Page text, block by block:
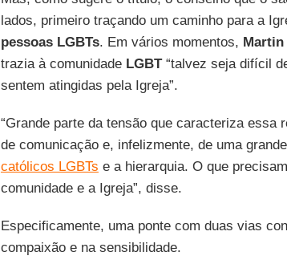
lados, primeiro traçando um caminho para a
pessoas LGBTs. Em vários momentos, Martin
trazia à comunidade LGBT“talvez seja difícil
sentem atingidas pela Igreja”.
“Grande parte da tensão que caracteriza essa
de comunicação e, infelizmente, de uma
católicos LGBTs e a hierarquia. O que
comunidade e a Igreja”, disse.
Especificamente, uma ponte com duas vias
compaixão e na sensibilidade.